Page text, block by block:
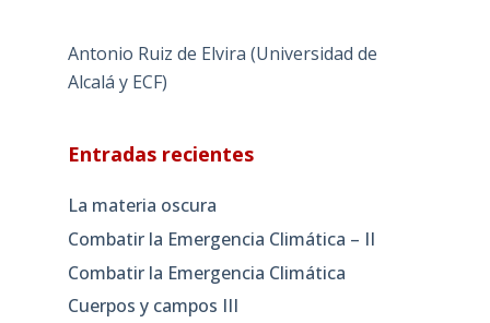
Antonio Ruiz de Elvira (Universidad de
Alcalá y ECF)
Entradas recientes
La materia oscura
Combatir la Emergencia Climática – II
Combatir la Emergencia Climática
Cuerpos y campos III